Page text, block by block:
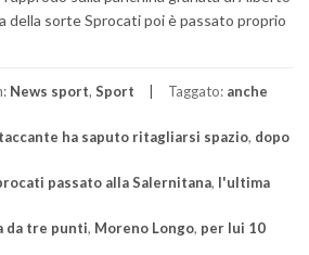
della sorte Sprocati poi è passato proprio
News sport, Sport Taggato: anche
ha saputo ritagliarsi spazio, dopo
passato alla Salernitana, l'ultima
da tre punti, Moreno Longo, per lui 10